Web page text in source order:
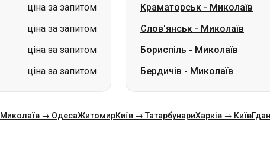
ціна за запитом
ціна за запитом
ціна за запитом
ціна за запитом
Краматорськ - Миколаїв
Слов'янськ - Миколаїв
Бориспіль - Миколаїв
Бердичів - Миколаїв
Миколаїв → ОдесаЖитомирКиїв → ТатарбунариХарків → Київ